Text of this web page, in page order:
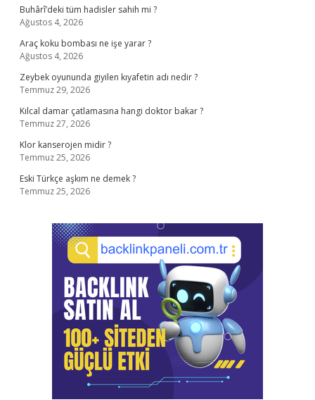
Buhârî’deki tüm hadisler sahih mi ?
Ağustos 4, 2026
Araç koku bombası ne işe yarar ?
Ağustos 4, 2026
Zeybek oyununda giyilen kıyafetin adı nedir ?
Temmuz 29, 2026
Kılcal damar çatlamasına hangi doktor bakar ?
Temmuz 27, 2026
Klor kanserojen midir ?
Temmuz 25, 2026
Eski Türkçe aşkım ne demek ?
Temmuz 25, 2026